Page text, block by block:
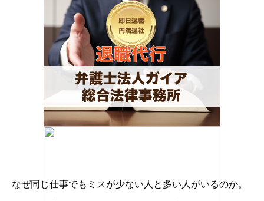
なぜ同じ仕事でもミスが少ない人と多い人がいるのか。